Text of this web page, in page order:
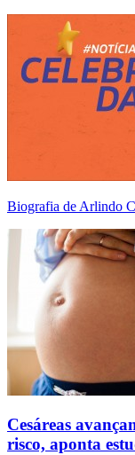
Biografia de Arlindo
Cesáreas
risco, aponta